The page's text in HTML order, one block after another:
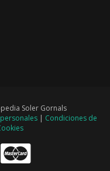
Soler Gornals
| Condiciones de